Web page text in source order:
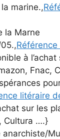
marine.,
la Marne
à l’achat
Fnac,
litéraire
sur les
Cultura ….}
anarchiste/